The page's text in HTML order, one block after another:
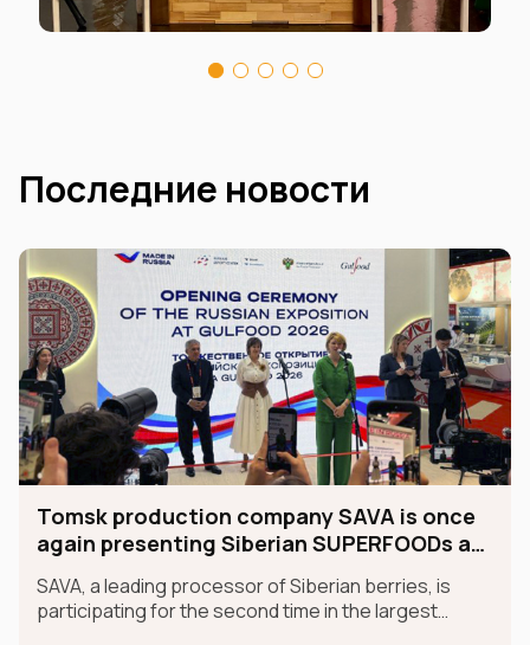
Последние новости
Tomsk production company SAVA is once
again presenting Siberian SUPERFOODs at
SAVA, a leading processor of Siberian berries, is
participating for the second time in the largest